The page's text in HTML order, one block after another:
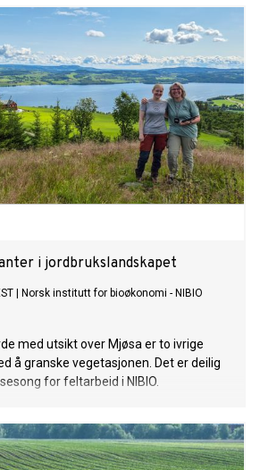
i jordbrukslandskapet
Norsk institutt for bioøkonomi - NIBIO
med utsikt over Mjøsa er to ivrige
å granske vegetasjonen. Det er deilig
for feltarbeid i NIBIO.